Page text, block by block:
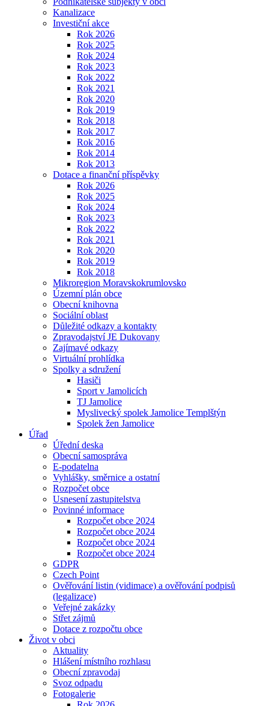
Kanalizace
Investiční akce
Rok 2026
Rok 2025
Rok 2024
Rok 2023
Rok 2022
Rok 2021
Rok 2020
Rok 2019
Rok 2018
Rok 2017
Rok 2016
Rok 2014
Rok 2013
Dotace a finanční příspěvky
Rok 2026
Rok 2025
Rok 2024
Rok 2023
Rok 2022
Rok 2021
Rok 2020
Rok 2019
Rok 2018
Mikroregion Moravskokrumlovsko
Územní plán obce
Obecní knihovna
Sociální oblast
Důležité odkazy a kontakty
Zpravodajství JE Dukovany
Zajímavé odkazy
Virtuální prohlídka
Spolky a sdružení
Hasiči
Sport v Jamolicích
TJ Jamolice
Myslivecký spolek Jamolice Templštýn
Spolek žen Jamolice
Úřad
Úřední deska
Obecní samospráva
E-podatelna
Vyhlášky, směrnice a ostatní
Rozpočet obce
Usnesení zastupitelstva
Povinné informace
Rozpočet obce 2024
Rozpočet obce 2024
Rozpočet obce 2024
Rozpočet obce 2024
GDPR
Czech Point
Ověřování listin (vidimace) a ověřování podpisů
(legalizace)
Veřejné zakázky
Střet zájmů
Dotace z rozpočtu obce
Život v obci
Aktuality
Hlášení místního rozhlasu
Obecní zpravodaj
Svoz odpadu
Fotogalerie